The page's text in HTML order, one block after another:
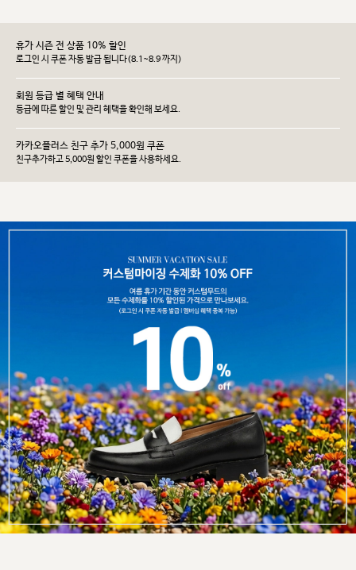
휴가 시즌 전 상품 10% 할인
로그인 시 쿠폰 자동 발급 됩니다(8.1~8.9 까지)
회원 등급 별 혜택 안내
등급에 따른 할인 및 관리 헤택을 확인해 보세요.
카카오플러스 친구 추가 5,000원 쿠폰
친구추가하고 5,000원 할인 쿠폰을 사용하세요.